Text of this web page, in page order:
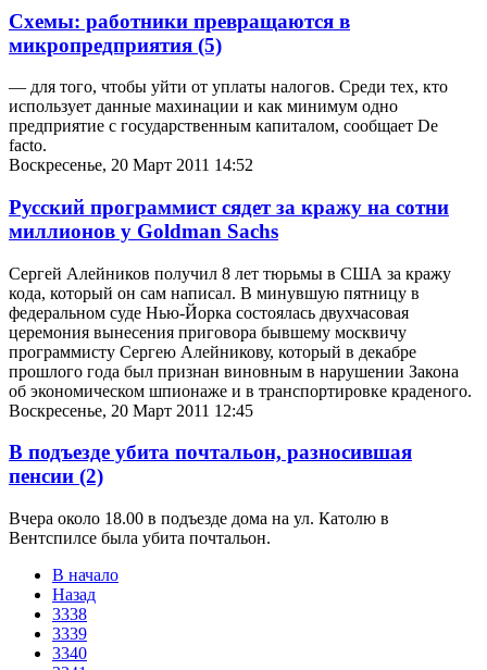
Схемы: работники превращаются в
микропредприятия (5)
— для того, чтобы уйти от уплаты налогов. Среди тех, кто
использует данные махинации и как минимум одно
предприятие с государственным капиталом, сообщает De
facto.
Воскресенье, 20 Март 2011 14:52
Русский программист сядет за кражу на сотни
миллионов у Goldman Sachs
Сергей Алейников получил 8 лет тюрьмы в США за кражу
кода, который он сам написал. В минувшую пятницу в
федеральном суде Нью-Йорка состоялась двухчасовая
церемония вынесения приговора бывшему москвичу
программисту Сергею Алейникову, который в декабре
прошлого года был признан виновным в нарушении Закона
об экономическом шпионаже и в транспортировке краденого.
Воскресенье, 20 Март 2011 12:45
В подъезде убита почтальон, разносившая
пенсии (2)
Вчера около 18.00 в подъезде дома на ул. Католю в
Вентспилсе была убита почтальон.
В начало
Назад
3338
3339
3340